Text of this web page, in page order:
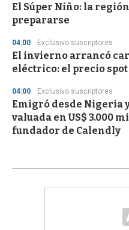
El Súper Niño: la
prepararse
04:00 Exclusivo suscriptores
El invierno arrancó
eléctrico: el precio
04:00 Exclusivo suscriptores
Emigró desde Nigeria
valuada en US$ 3.000
fundador de Calendly